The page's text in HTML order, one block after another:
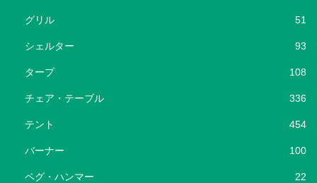
グリル 51
シェルター 93
タープ 108
チェア・テーブル 336
テント 454
バーナー 100
ペグ・ハンマー 22